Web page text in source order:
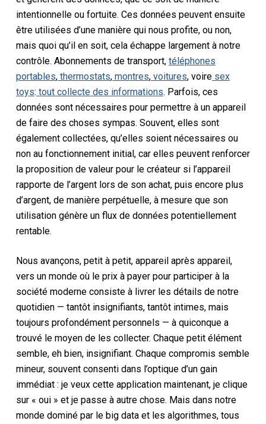
intentionnelle ou fortuite. Ces données peuvent ensuite
être utilisées d’une manière qui nous profite, ou non,
mais quoi qu’il en soit, cela échappe largement à notre
contrôle. Abonnements de transport, téléphones
portables,thermostats,montres,voitures, voiresex
toys: tout collecte des informations. Parfois, ces
données sont nécessaires pour permettre à un appareil
de faire des choses sympas. Souvent, elles sont
également collectées, qu’elles soient nécessaires ou
non au fonctionnement initial, car elles peuvent renforcer
la proposition de valeur pour le créateur si l’appareil
rapporte de l’argent lors de son achat, puis encore plus
d’argent, de manière perpétuelle, à mesure que son
utilisation génère un flux de données potentiellement
rentable.
Nous avançons, petit à petit, appareil après appareil,
vers un monde où le prix à payer pour participer à la
société moderne consiste à livrer les détails de notre
quotidien — tantôt insignifiants, tantôt intimes, mais
toujours profondément personnels — à quiconque a
trouvé le moyen de les collecter. Chaque petit élément
semble, eh bien, insignifiant. Chaque compromis semble
mineur, souvent consenti dans l’optique d’un gain
immédiat : je veux cette application maintenant, je clique
sur « oui » et je passe à autre chose. Mais dans notre
monde dominé par le big data et les algorithmes, tous